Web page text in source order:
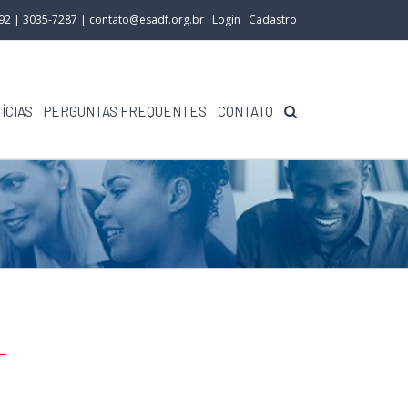
| 3035-7287 | contato@esadf.org.br Login Cadastro
PERGUNTAS FREQUENTES CONTATO